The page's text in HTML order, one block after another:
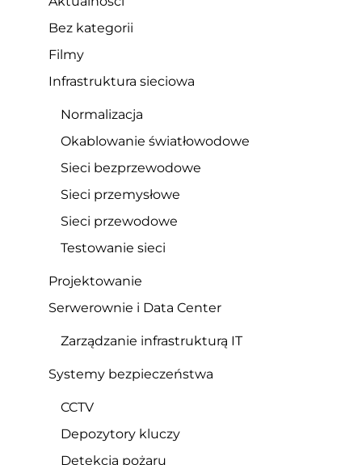
Bez kategorii
Filmy
Infrastruktura sieciowa
Normalizacja
Okablowanie światłowodowe
Sieci bezprzewodowe
Sieci przemysłowe
Sieci przewodowe
Testowanie sieci
Projektowanie
Serwerownie i Data Center
Zarządzanie infrastrukturą IT
Systemy bezpieczeństwa
CCTV
Depozytory kluczy
Detekcja pożaru